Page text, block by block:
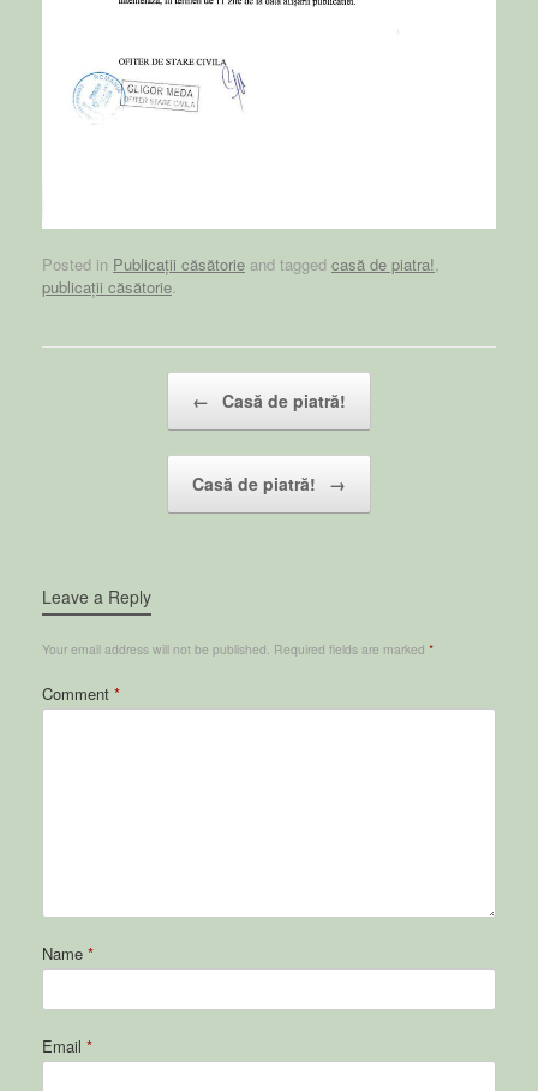
Posted in Publicații căsătorie and tagged casă de piatra!,
publicații căsătorie.
← Casă de piatră!
Casă de piatră! →
Leave a Reply
Your email address will not be published. Required fields are marked *
Comment *
Name *
Email *